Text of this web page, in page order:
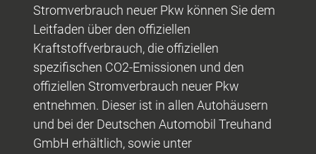
Stromverbrauch neuer Pkw können Sie dem
Leitfaden über den offiziellen
Kraftstoffverbrauch, die offiziellen
spezifischen CO2-Emissionen und den
offiziellen Stromverbrauch neuer Pkw
entnehmen. Dieser ist in allen Autohäusern
und bei der Deutschen Automobil Treuhand
GmbH erhältlich, sowie unter